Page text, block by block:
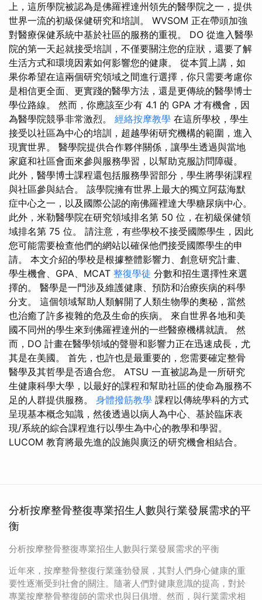
上，這所學院被認為是佛羅裡達州領先的醫學院之一，提供
世界一流的初級保健研究和培訓。 WVSOM 正在帶頭加強
對醫療保健系統中基於社區的服務的重視。 DO 從進入醫學
院的第一天起就接受培訓，不僅要關注您的症狀，還要了解
生活方式和環境因素如何影響您的健康。 從本質上講，如
果你希望在這兩個研究領域之間進行選擇，你只需要考慮你
是相信更全面、更實踐的醫學方法，還是更傳統的醫學博士
學位路線。 然而，你應該至少有 4.1 的 GPA 才有機會，因
為醫學院競爭非常激烈。 經絡按摩教學 在這所學校，學生
接受以社區為中心的培訓，超越學術研究機構的範圍，進入
現實世界。 醫學院提供合作夥伴關係，讓學生透過與當地
家庭和社區會面來參與服務學習，以幫助克服訪問障礙。
此外，醫學博士課程還包括服務學習部分，學生將學術課程
與社區參與結合。 該學院擁有世界上最大的獨立阿茲海默
症中心之一，以及國際公認的南佛羅裡達大學糖尿病中心。
此外，米勒醫學院在研究領域排名第 50 位，在初級保健領
域排名第 75 位。 請注意，有些學校不接受國際學生，因此
您可能需要檢查他們的網站以確保他們接受國際學生的申
請。 本文介紹的學校是根據整體影響力、創意研究計畫、
學生機會、GPA、MCAT 整復學徒 分數和招生選擇性來選
擇的。 醫學是一門涉及維護健康、預防和治療疾病的科學
分支。 這個領域幫助人類解開了人類生物學的奧秘，當然
也治癒了許多複雜的危及生命的疾病。 來自世界各地和美
國不同州的學生來到佛羅裡達州的一些醫療機構就讀。 然
而，DO 計畫在醫學領域的聲譽和影響力正在迅速成長，尤
其是在美國。 首先，也許也是最重要的，您需要確定整骨
醫學及其哲學是否適合您。 ATSU 一直被認為是一所研究
生健康科學大學，以最好的課程和幫助社區的使命為服務不
足的人群提供服務。 身體撥筋教學 課程以傳統學科的方式
呈現基本概念知識，然後透過以病人為中心、基於臨床表
現/系統的綜合課程進行以學生為中心的教學和學習。
LUCOM 教育將最先進的設施與廣泛的研究機會相結合。
分析按摩整骨整復專業招生人數與行業發展需求的平
衡
分析按摩整骨整復專業招生人數與行業發展需求的平衡
近年來，按摩整骨整復行業蓬勃發展，其對人們身心健康的重
要性逐漸受到社會的關注。隨著人們對健康意識的提高，對於
專業按摩整骨整復師的需求也與日俱增。然而，與行業需求相